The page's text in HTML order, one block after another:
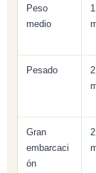
Peso
medio
Pesado
Gran
embarcaci
ón